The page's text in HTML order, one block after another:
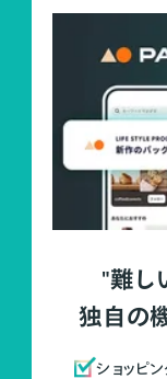
"難し
独自の
ショッピン